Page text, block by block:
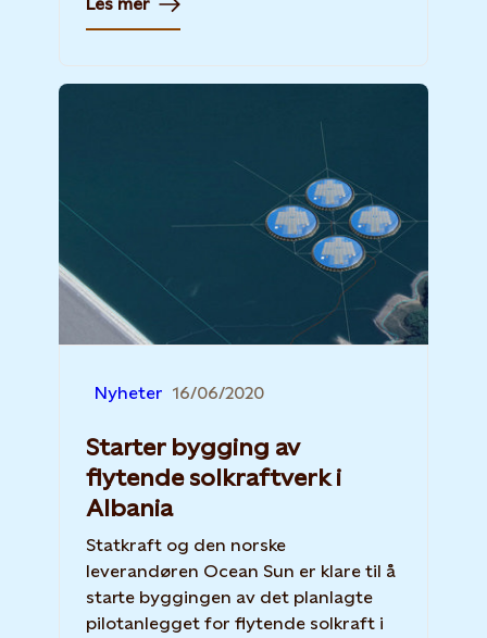
Nyheter 16/06/2020
Starter bygging av
flytende solkraftverk i
Albania
Statkraft og den norske
leverandøren Ocean Sun er klare til å
starte byggingen av det planlagte
pilotanlegget for flytende solkraft i